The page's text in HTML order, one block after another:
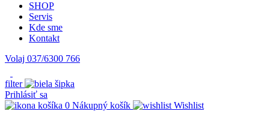
SHOP
Servis
Kde sme
Kontakt
Volaj 037/6300 766
filter
Prihlásiť sa
0 Nákupný košík
Wishlist